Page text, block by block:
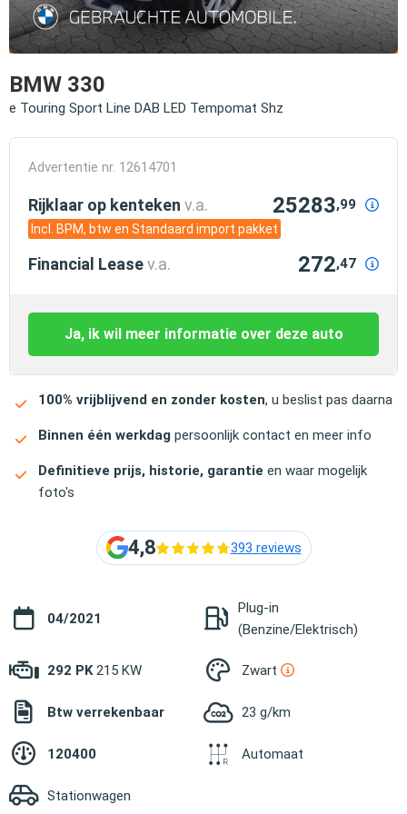
BMW 330
e Touring Sport Line DAB LED Tempomat Shz
Advertentie nr. 12614701
Rijklaar op kenteken v.a. 25283,99
Incl. BPM, btw en Standaard import pakket
Financial Leasev.a. 272,47
Ja, ik wil meer informatie over deze auto
100% vrijblijvend en zonder kosten, u beslist pas daarna
Binnen één werkdag persoonlijk contact en meer info
Definitieve prijs, historie, garantie en waar mogelijk
foto's
4,8 393 reviews
04/2021
Plug-in
(Benzine/Elektrisch)
292 PK215 KW Zwart
Btw verrekenbaar 23 g/km
120400 Automaat
Stationwagen